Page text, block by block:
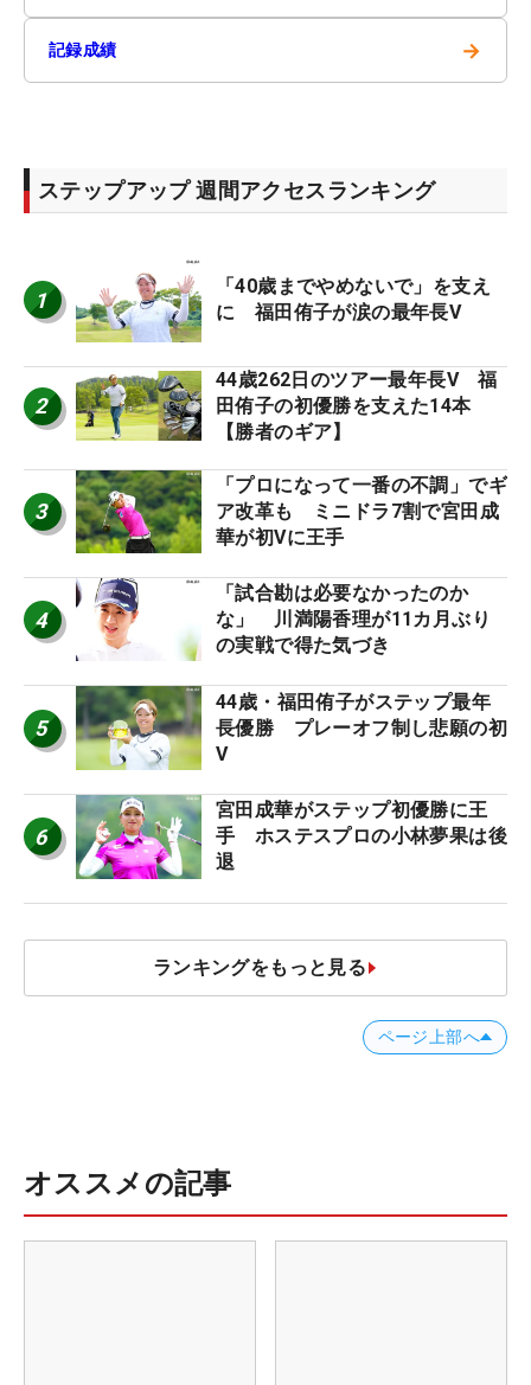
記録成績 →
ステップアップ 週間アクセスランキング
1
「40歳までやめないで」を支え
に 福田侑子が涙の最年長V
2
44歳262日のツアー最年長V 福
田侑子の初優勝を支えた14本
【勝者のギア】
3
「プロになって一番の不調」でギ
ア改革も ミニドラ7割で宮田成
華が初Vに王手
4
「試合勘は必要なかったのか
な」 川満陽香理が11カ月ぶり
の実戦で得た気づき
5
44歳・福田侑子がステップ最年
長優勝 プレーオフ制し悲願の初
V
6
宮田成華がステップ初優勝に王
手 ホステスプロの小林夢果は後
退
ランキングをもっと見る
ページ上部へ
オススメの記事